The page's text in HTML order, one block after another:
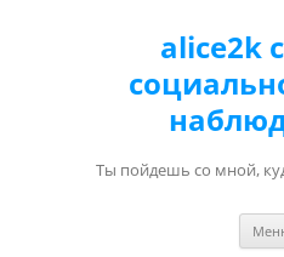
alice2k
Ты пойдешь со мной,